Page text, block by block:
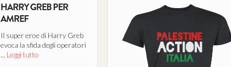
UNO ALLA VOLTA
Per offrire educazione, sicurezza e protezione ai
profughi, svantaggiati, orfani e dimenticati nei
della migrazione globale.Leggi tutto
HARRY GREB PER
AMREF
Il super eroe di Harry Greb
evoca la sfida degli operatori
... Leggi tutto